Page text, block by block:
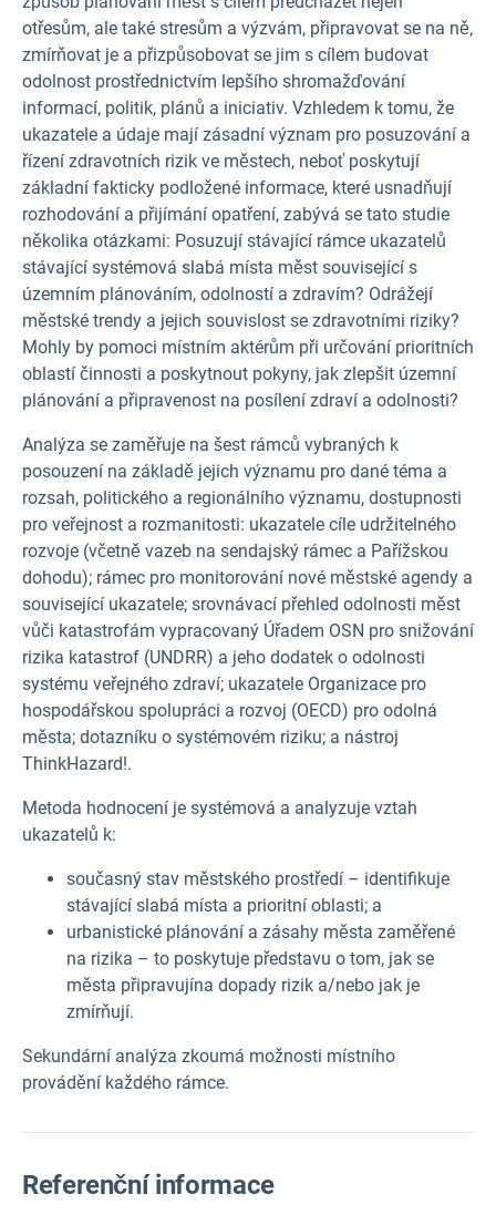
otřesům, ale také stresům a výzvám, připravovat se na ně,
zmírňovat je a přizpůsobovat se jim s cílem budovat
odolnost prostřednictvím lepšího shromažďování
informací, politik, plánů a iniciativ. Vzhledem k tomu, že
ukazatele a údaje mají zásadní význam pro posuzování a
řízení zdravotních rizik ve městech, neboť poskytují
základní fakticky podložené informace, které usnadňují
rozhodování a přijímání opatření, zabývá se tato studie
několika otázkami: Posuzují stávající rámce ukazatelů
stávající systémová slabá místa měst související s
územním plánováním, odolností a zdravím? Odrážejí
městské trendy a jejich souvislost se zdravotními riziky?
Mohly by pomoci místním aktérům při určování prioritních
oblastí činnosti a poskytnout pokyny, jak zlepšit územní
plánování a připravenost na posílení zdraví a odolnosti?
Analýza se zaměřuje na šest rámců vybraných k
posouzení na základě jejich významu pro dané téma a
rozsah, politického a regionálního významu, dostupnosti
pro veřejnost a rozmanitosti: ukazatele cíle udržitelného
rozvoje (včetně vazeb na sendajský rámec a Pařížskou
dohodu); rámec pro monitorování nové městské agendy a
související ukazatele; srovnávací přehled odolnosti měst
vůči katastrofám vypracovaný Úřadem OSN pro snižování
rizika katastrof (UNDRR) a jeho dodatek o odolnosti
systému veřejného zdraví; ukazatele Organizace pro
hospodářskou spolupráci a rozvoj (OECD) pro odolná
města; dotazníku o systémovém riziku; a nástroj
ThinkHazard!.
Metoda hodnocení je systémová a analyzuje vztah
ukazatelů k:
současný stav městského prostředí – identifikuje
stávající slabá místa a prioritní oblasti; a
urbanistické plánování a zásahy města zaměřené
na rizika – to poskytuje představu o tom, jak se
města připravujína dopady rizik a/nebo jak je
zmírňují.
Sekundární analýza zkoumá možnosti místního
provádění každého rámce.
Referenční informace